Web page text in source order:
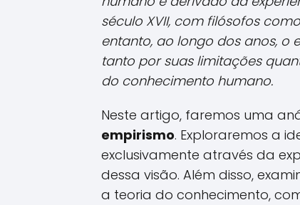
século XVII, com filósofos
entanto, ao longo dos anos, o
tanto por suas limitações
do conhecimento humano.
Neste artigo, faremos uma
empirismo. Exploraremos a
exclusivamente através da
dessa visão. Além disso,
a teoria do conhecimento,